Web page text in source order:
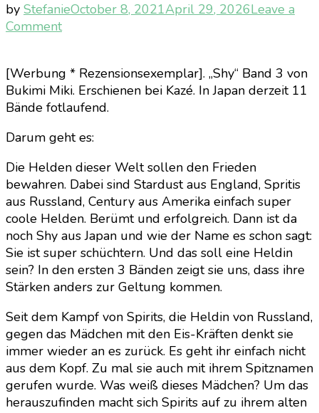
by StefanieOctober 8, 2021April 29, 2026Leave a
Commenton
3
von
Bukimi
Miki
[Werbung * Rezensionsexemplar]. „Shy“ Band 3 von
Bukimi Miki. Erschienen bei Kazé. In Japan derzeit 11
Bände fotlaufend.
Darum geht es:
Die Helden dieser Welt sollen den Frieden
bewahren. Dabei sind Stardust aus England, Spritis
aus Russland, Century aus Amerika einfach super
coole Helden. Berümt und erfolgreich. Dann ist da
noch Shy aus Japan und wie der Name es schon sagt:
Sie ist super schüchtern. Und das soll eine Heldin
sein? In den ersten 3 Bänden zeigt sie uns, dass ihre
Stärken anders zur Geltung kommen.
Seit dem Kampf von Spirits, die Heldin von Russland,
gegen das Mädchen mit den Eis-Kräften denkt sie
immer wieder an es zurück. Es geht ihr einfach nicht
aus dem Kopf. Zu mal sie auch mit ihrem Spitznamen
gerufen wurde. Was weiß dieses Mädchen? Um das
herauszufinden macht sich Spirits auf zu ihrem alten